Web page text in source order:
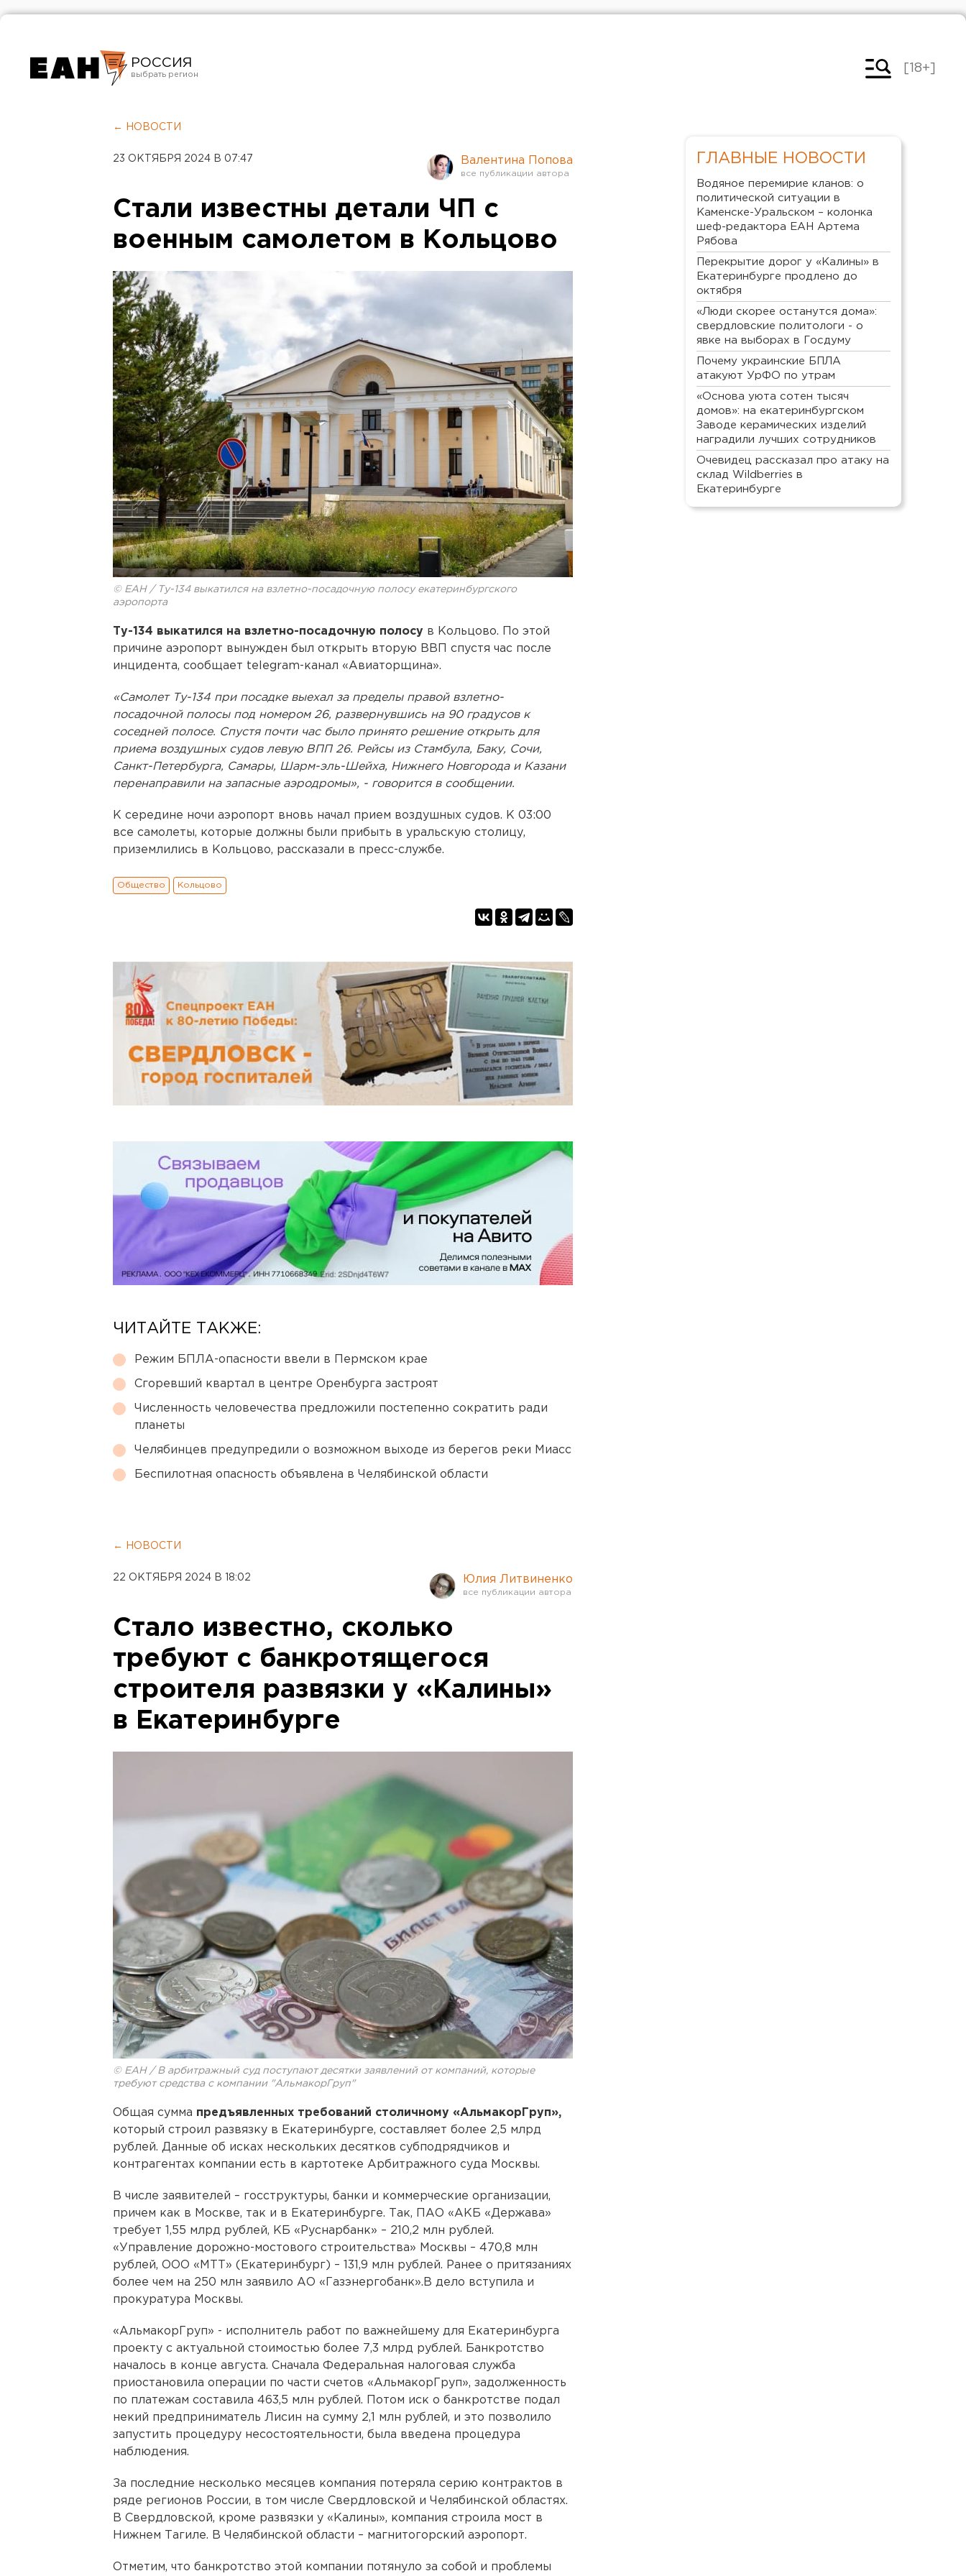
РОССИЯ
Челябинск
[18+]
← НОВОСТИ
23 ОКТЯБРЯ 2024 В 07:47 Валентина Попова
Стали известны детали ЧП с
военным самолетом в Кольцово
© ЕАН / Ту-134 выкатился на взлетно-посадочную полосу екатеринбургского
аэропорта
Ту-134 выкатился на взлетно-посадочную полосу в Кольцово. По этой
причине аэропорт вынужден был открыть вторую ВВП спустя час после
инцидента, сообщает telegram-канал «Авиаторщина».
«Самолет Ту-134 при посадке выехал за пределы правой взлетно-
посадочной полосы под номером 26, развернувшись на 90 градусов к
соседней полосе. Спустя почти час было принято решение открыть для
приема воздушных судов левую ВПП 26. Рейсы из Стамбула, Баку, Сочи,
Санкт-Петербурга, Самары, Шарм-эль-Шейха, Нижнего Новгорода и Казани
перенаправили на запасные аэродромы», - говорится в сообщении.
К середине ночи аэропорт вновь начал прием воздушных судов. К 03:00
все самолеты, которые должны были прибыть в уральскую столицу,
приземлились в Кольцово, рассказали в пресс-службе.
Общество Кольцово
ЧИТАЙТЕ ТАКЖЕ:
Режим БПЛА-опасности ввели в Пермском крае
Сгоревший квартал в центре Оренбурга застроят
Численность человечества предложили постепенно сократить ради
планеты
Челябинцев предупредили о возможном выходе из берегов реки Миасс
Беспилотная опасность объявлена в Челябинской области
← НОВОСТИ
22 ОКТЯБРЯ 2024 В 18:02 Юлия Литвиненко
Стало известно, сколько
требуют с банкротящегося
строителя развязки у «Калины»
в Екатеринбурге
© ЕАН / В арбитражный суд поступают десятки заявлений от компаний, которые
требуют средства с компании "АльмакорГруп"
Общая сумма предъявленных требований столичному «АльмакорГруп»,
который строил развязку в Екатеринбурге, составляет более 2,5 млрд
рублей. Данные об исках нескольких десятков субподрядчиков и
контрагентах компании есть в картотеке Арбитражного суда Москвы.
В числе заявителей – госструктуры, банки и коммерческие организации,
причем как в Москве, так и в Екатеринбурге. Так, ПАО «АКБ «Держава»
требует 1,55 млрд рублей, КБ «Руснарбанк» – 210,2 млн рублей.
«Управление дорожно-мостового строительства» Москвы – 470,8 млн
рублей, ООО «МТТ» (Екатеринбург) – 131,9 млн рублей. Ранее о притязаниях
более чем на 250 млн заявило АО «Газэнергобанк».В дело вступила и
прокуратура Москвы.
«АльмакорГруп» - исполнитель работ по важнейшему для Екатеринбурга
проекту с актуальной стоимостью более 7,3 млрд рублей. Банкротство
началось в конце августа. Сначала Федеральная налоговая служба
приостановила операции по части счетов «АльмакорГруп», задолженность
по платежам составила 463,5 млн рублей. Потом иск о банкротстве подал
некий предприниматель Лисин на сумму 2,1 млн рублей, и это позволило
запустить процедуру несостоятельности, была введена процедура
наблюдения.
За последние несколько месяцев компания потеряла серию контрактов в
ряде регионов России, в том числе Свердловской и Челябинской областях.
В Свердловской, кроме развязки у «Калины», компания строила мост в
Нижнем Тагиле. В Челябинской области – магнитогорский аэропорт.
Отметим, что банкротство этой компании потянуло за собой и проблемы
ГЛАВНЫЕ НОВОСТИ
Водяное перемирие кланов: о
политической ситуации в
Каменске-Уральском – колонка
шеф-редактора ЕАН Артема
Рябова
Перекрытие дорог у «Калины» в
Екатеринбурге продлено до
октября
«Люди скорее останутся дома»:
свердловские политологи - о
явке на выборах в Госдуму
Почему украинские БПЛА
атакуют УрФО по утрам
«Основа уюта сотен тысяч
домов»: на екатеринбургском
Заводе керамических изделий
наградили лучших сотрудников
Очевидец рассказал про атаку на
склад Wildberries в
Екатеринбурге